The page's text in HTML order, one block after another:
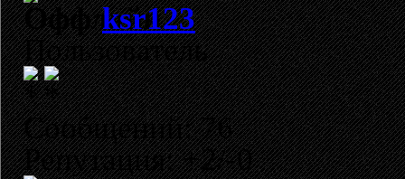
ksr123
Пользователь
Сообщений: 76
Репутация: +2/-0